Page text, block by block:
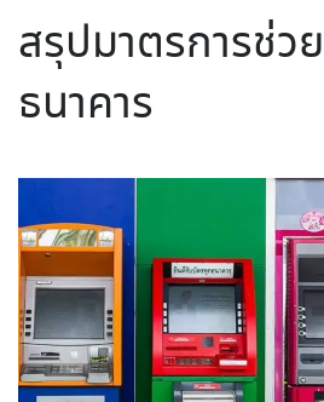
สรุปมาตรการช่ว
ธนาคาร